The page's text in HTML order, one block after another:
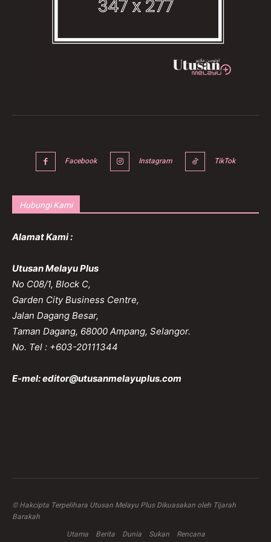
Facebook Instagram TikTok
Hubungi Kami
Alamat Kami :
Utusan Melayu Plus
No C08/1, Block C,
Garden City Business Centre,
Jalan Dagang Besar,
Taman Dagang, 68000 Ampang, Selangor.
No. Tel : +603-20111344
E-mel:editor@utusanmelayuplus.com
© Hakcipta Terpelihara Utusan Melayu Plus Dikuasakan oleh Tijarah
Barakah
Utama
Berita Dunia Sukan Rencana